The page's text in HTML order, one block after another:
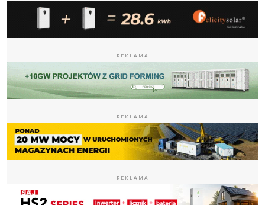
REKLAMA
REKLAMA
REKLAMA